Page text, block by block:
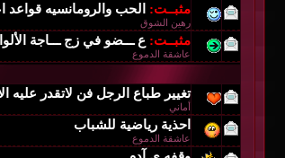
مثبــت:
الحب والرومانسيه قواعد
رهين الشوق
مثبــت: ع ـــضو في زج ـــاجة
عاشقة الدموع
تغيير طباع الرجل فن لاتقدر عليه
أماني
احذية رياضية للشباب
عاشقة الدموع